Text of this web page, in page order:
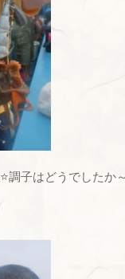
⭐調子はどうでしたか